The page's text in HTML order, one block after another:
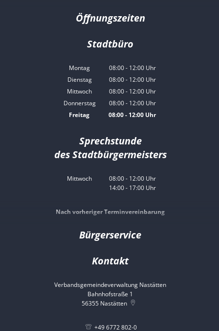
Öffnungszeiten
Stadtbüro
Montag 08:00- 12:00Uhr
Von 08:00 bis 12:00 Uhr
Dienstag 08:00- 12:00Uhr
Von 08:00 bis 12:00 Uhr
Mittwoch 08:00- 12:00Uhr
Von 08:00 bis 12:00 Uhr
Donnerstag 08:00- 12:00Uhr
Von 08:00 bis 12:00 Uhr
Freitag 08:00- 12:00 Uhr
Sprechstunde
des Stadtbürgermeisters
Mittwoch 08:00- 12:00Uhr
Von 08:00 bis 12:00 Uhr
14:00- 17:00Uhr
Nach vorheriger Terminvereinbarung
Bürgerservice
Kontakt
Verbandsgemeindeverwaltung Nastätten
Bahnhofstraße 1
56355 Nastätten
+49 6772 802-0